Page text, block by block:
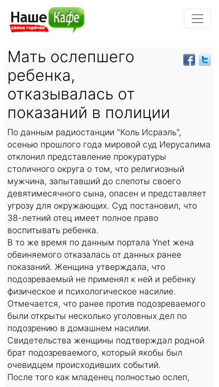
Мать ослепшего
ребенка,
отказывалась от
показаний в полиции
По данным радиостанции "Коль Исраэль",
осенью прошлого года мировой суд Иерусалима
отклонил представление прокуратуры
столичного округа о том, что религиозный
мужчина, запытавший до слепоты своего
девятимесячного сына, опасен и представляет
угрозу для окружающих. Суд постановил, что
38-летний отец имеет полное право
воспитывать ребенка.
В то же время по данным портала Ynet жена
обвиняемого отказалась от данных ранее
показаний. Женщина утверждала, что
подозреваемый не применял к ней и ребенку
физическое и психологическое насилие.
Отмечается, что ранее против подозреваемого
были открыты несколько уголовных дел по
подозрению в домашнем насилии.
Свидетельства женщины подтверждал родной
брат подозреваемого, который якобы был
очевидцем происходивших событий.
После того как младенец полностью ослеп,